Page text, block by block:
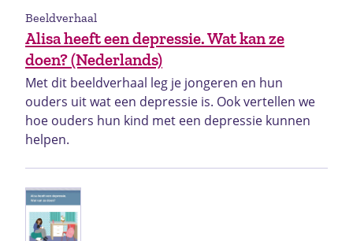
Alisa heeft een depressie. Wat kan ze
doen? (Nederlands)
Beeldverhaal
Met dit beeldverhaal leg je jongeren en hun
ouders uit wat een depressie is. Ook vertellen we
hoe ouders hun kind met een depressie kunnen
helpen.